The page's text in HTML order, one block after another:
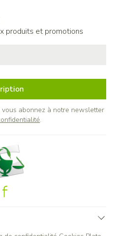
produits et promotions
abonnez à notre newsletter
.